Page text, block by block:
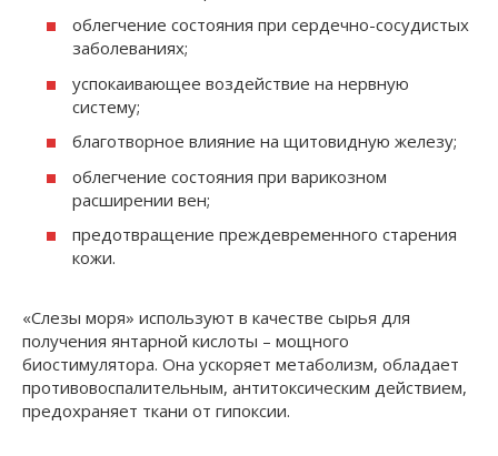
облегчение состояния при сердечно-сосудистых
заболеваниях;
успокаивающее воздействие на нервную
систему;
благотворное влияние на щитовидную железу;
облегчение состояния при варикозном
расширении вен;
предотвращение преждевременного старения
кожи.
«Слезы моря» используют в качестве сырья для
получения янтарной кислоты – мощного
биостимулятора. Она ускоряет метаболизм, обладает
противовоспалительным, антитоксическим действием,
предохраняет ткани от гипоксии.